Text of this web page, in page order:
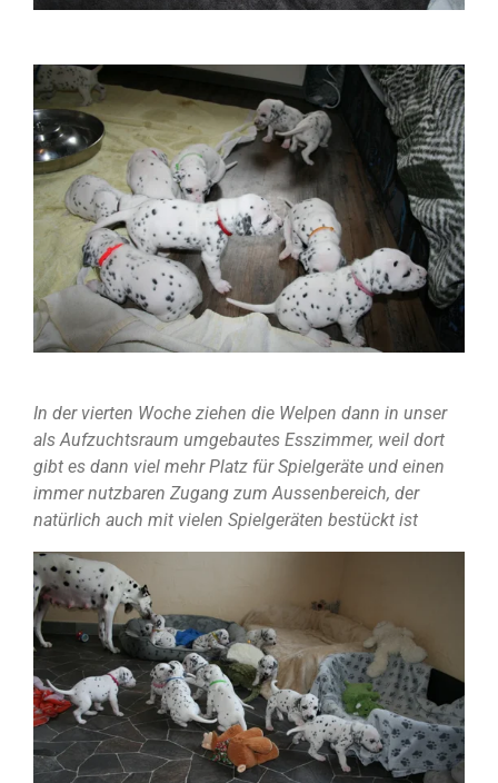
In der vierten Woche ziehen die Welpen dann in unser
als Aufzuchtsraum umgebautes Esszimmer, weil dort
gibt es dann viel mehr Platz für Spielgeräte und einen
immer nutzbaren Zugang zum Aussenbereich, der
natürlich auch mit vielen Spielgeräten bestückt ist